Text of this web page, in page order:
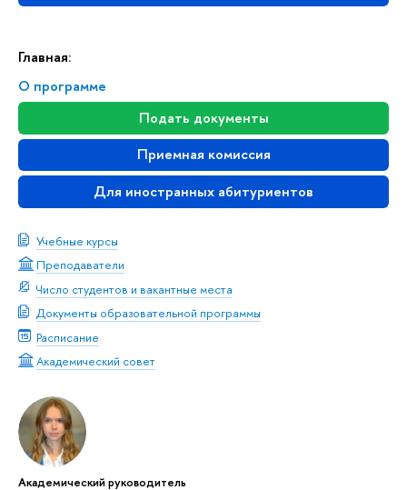
Главная:
О программе
Подать документы
Приемная комиссия
Для иностранных абитуриентов
Учебные курсы
Преподаватели
Число студентов и вакантные места
Документы образовательной программы
Расписание
Академический совет
Академический руководитель